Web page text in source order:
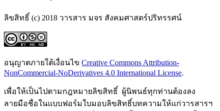
ลิขสิทธิ์ (c) 2018 วารสาร มจร สังคมศาสตร์ปริทรรศน์
อนุญาตภายใต้เงื่อนไข Creative Commons Attribution-
NonCommercial-NoDerivatives 4.0 International License.
เพื่อให้เป็นไปตามกฎหมายลิขสิทธิ์ ผู้นิพนธ์ทุกท่านต้องลง
ลายมือชื่อในแบบฟอร์มใบมอบลิขสิทธิ์บทความให้แก่วารสารฯ